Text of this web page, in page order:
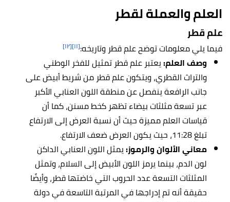
العلم والعملة لقطر
علم قطر
فيما يلي معلومات توضح علم قطر وتاريخه:[١١] [١٢]
وصف العلم:يعتبر علم قطر تمثيل للفخر الوطني
والتراث القطري، ويتكون علم قطر من شريط أبيض على
جانب الرافعة ينفصل عن منطقة اللون العنابي الأكبر
عبر تسعة مثلثات بيضاء تظهر كخط مسنن، كما أن
قياسات العلم مميزة حيث أن نسبة العرض إلى الارتفاع
تبلغ 11:28، حيث يكون العرض ضعف الارتفاع.
معاني الألوان والرموز:يمثل اللون العنابي الداكن
لون الدم، بينما يرمز اللون الأبيض إلى السلام، وتمثل
المثلثات التسعة عدد الحروب التي خاضتها قطر، وأيضًا
حقيقة أنه تم إدراجها في المرتبة التاسعة في دولة